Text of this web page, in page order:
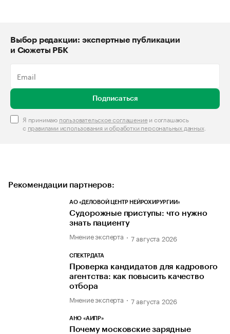
Выбор редакции: экспертные публикации
и Сюжеты РБК
Подписаться
Я принимаю пользовательское соглашениеи соглашаюсь
с правилами использования и обработки персональных данных.
Рекомендации партнеров:
АО «ДЕЛОВОЙ ЦЕНТР НЕЙРОХИРУРГИИ»
Судорожные приступы: что нужно
знать пациенту
Мнение эксперта 7 августа 2026
СПЕКТРДАТА
Проверка кандидатов для кадрового
агентства: как повысить качество
отбора
Мнение эксперта 7 августа 2026
АНО «АИПР»
Почему московские зарядные